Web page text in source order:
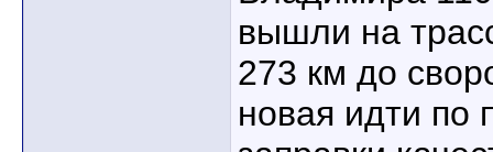
вышли на
273 км до
новая идти по